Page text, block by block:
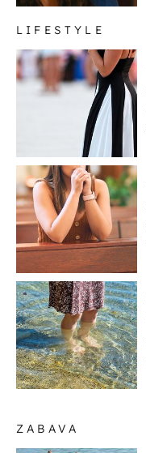
ZABAVA
LIFESTYLE